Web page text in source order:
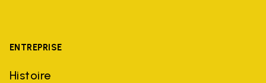
ENTREPRISE
Histoire